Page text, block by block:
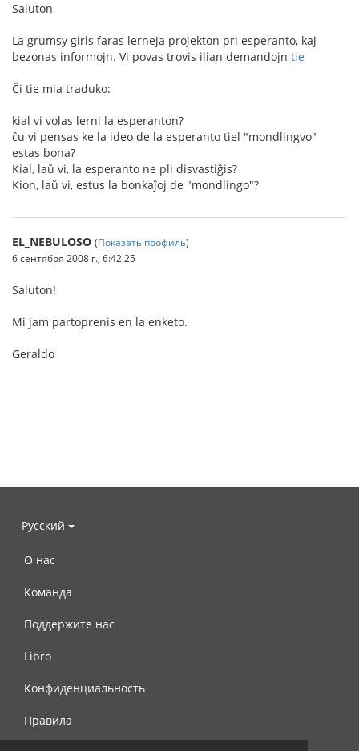
Saluton
La grumsy girls faras lerneja projekton pri esperanto, kaj
bezonas informojn. Vi povas trovis ilian demandojn tie
Ĉi tie mia traduko:
kial vi volas lerni la esperanton?
ĉu vi pensas ke la ideo de la esperanto tiel "mondlingvo"
estas bona?
Kial, laŭ vi, la esperanto ne pli disvastiĝis?
Kion, laŭ vi, estus la bonkaĵoj de "mondlingo"?
EL_NEBULOSO (Показать профиль)
6 сентября 2008 г., 6:42:25
Saluton!
Mi jam partoprenis en la enketo.
Geraldo
Русский
О нас
Команда
Поддержите нас
Libro
Конфиденциальность
Правила